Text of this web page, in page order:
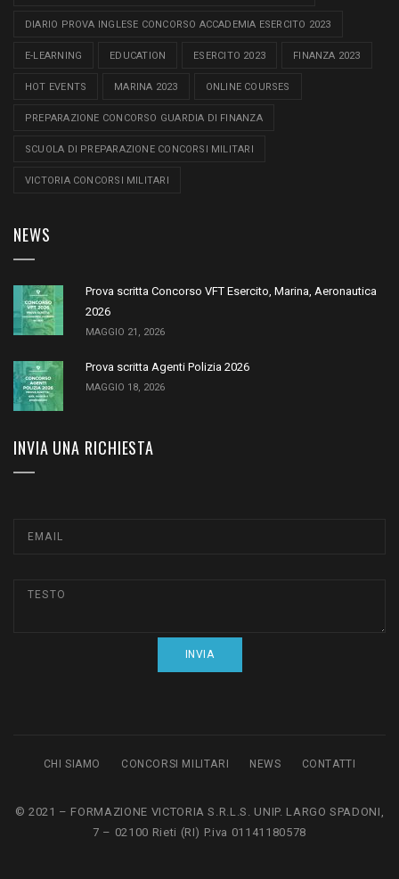
DIARIO PROVA INGLESE CONCORSO ACCADEMIA ESERCITO 2023
E-LEARNING EDUCATION ESERCITO 2023 FINANZA 2023
HOT EVENTS MARINA 2023 ONLINE COURSES
PREPARAZIONE CONCORSO GUARDIA DI FINANZA
SCUOLA DI PREPARAZIONE CONCORSI MILITARI
VICTORIA CONCORSI MILITARI
NEWS
Prova scritta Concorso VFT Esercito, Marina, Aeronautica
2026
MAGGIO 21, 2026
Prova scritta Agenti Polizia 2026
MAGGIO 18, 2026
INVIA UNA RICHIESTA
CHI SIAMO CONCORSI MILITARI NEWS CONTATTI
© 2021 – FORMAZIONE VICTORIA S.R.L.S. UNIP. LARGO SPADONI,
7 – 02100 Rieti (RI) P.iva 01141180578